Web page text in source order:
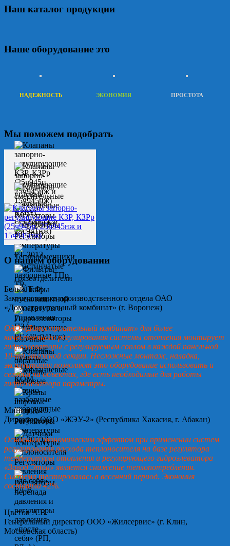
Наш каталог продукции
Наше оборудование это
НАДЕЖНОСТЬ ЭКОНОМИЯ ПРОСТОТА
Мы поможем подобрать
О нашем оборудовании
Белых Т.Ф.
Замначальника производственного отдела ОАО
«Домостроительный комбинат» (г. Воронеж)
ОАО «Домостроительный комбинат» для более
качественного регулирования системы отопления монтирует
гидроэлеваторы с регулируемым соплом в каждой панельной
10-ти этажной секции. Несложные монтаж, наладка,
эксплуатация позволяют это оборудование использовать и
сегодня на объектах, где есть необходимые для работы
гидроэлеватора параметры.
Минин А.Ю.
Директор ООО «ЖЭУ-2» (Республика Хакасия, г. Абакан)
Основным экономическим эффектом при применении систем
регулирования расхода теплоносителя на базе регулятора
температуры отопления и регулирующего гидроэлеватора
«Завод Этон» является снижение теплопотребления.
Система тестировалась в весенний период. Экономия
составила 42%.
Цветов А.В.
Генеральный директор ООО «Жилсервис» (г. Клин,
Московская область)